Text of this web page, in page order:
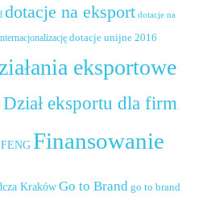
dotacje na eksport dotacje na
dotacje unijne 2016
eksportowe
Dział eksportu dla firm
FENG Finansowanie
Kraków Go to Brand go to brand